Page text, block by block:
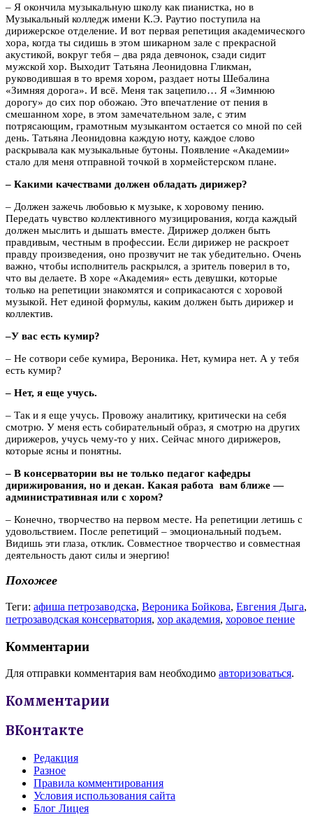
– Я окончила музыкальную школу как пианистка, но в
Музыкальный колледж имени К.Э. Раутио поступила на
дирижерское отделение. И вот первая репетиция академического
хора, когда ты сидишь в этом шикарном зале с прекрасной
акустикой, вокруг тебя – два ряда девчонок, сзади сидит
мужской хор. Выходит Татьяна Леонидовна Гликман,
руководившая в то время хором, раздает ноты Шебалина
«Зимняя дорога». И всё. Меня так зацепило… Я «Зимнюю
дорогу» до сих пор обожаю. Это впечатление от пения в
смешанном хоре, в этом замечательном зале, с этим
потрясающим, грамотным музыкантом остается со мной по сей
день. Татьяна Леонидовна каждую ноту, каждое слово
раскрывала как музыкальные бутоны. Появление «Академии»
стало для меня отправной точкой в хормейстерском плане.
– Какими качествами должен обладать дирижер?
– Должен зажечь любовью к музыке, к хоровому пению.
Передать чувство коллективного музицирования, когда каждый
должен мыслить и дышать вместе. Дирижер должен быть
правдивым, честным в профессии. Если дирижер не раскроет
правду произведения, оно прозвучит не так убедительно. Очень
важно, чтобы исполнитель раскрылся, а зритель поверил в то,
что вы делаете. В хоре «Академия» есть девушки, которые
только на репетиции знакомятся и соприкасаются с хоровой
музыкой. Нет единой формулы, каким должен быть дирижер и
коллектив.
–У вас есть кумир?
– Не сотвори себе кумира, Вероника. Нет, кумира нет. А у тебя
есть кумир?
– Нет, я еще учусь.
– Так и я еще учусь. Провожу аналитику, критически на себя
смотрю. У меня есть собирательный образ, я смотрю на других
дирижеров, учусь чему-то у них. Сейчас много дирижеров,
которые ясны и понятны.
– В консерватории вы не только педагог кафедры
дирижирования, но и декан. Какая работа вам ближе —
административная или с хором?
– Конечно, творчество на первом месте. На репетиции летишь с
удовольствием. После репетиций – эмоциональный подъем.
Видишь эти глаза, отклик. Совместное творчество и совместная
деятельность дают силы и энергию!
Похожее
Теги: афиша петрозаводска, Вероника Бойкова, Евгения Дыга,
петрозаводская консерватория, хор академия, хоровое пение
Комментарии
Для отправки комментария вам необходимо авторизоваться.
Комментарии
ВКонтакте
Редакция
Разное
Правила комментирования
Условия использования сайта
Блог Лицея